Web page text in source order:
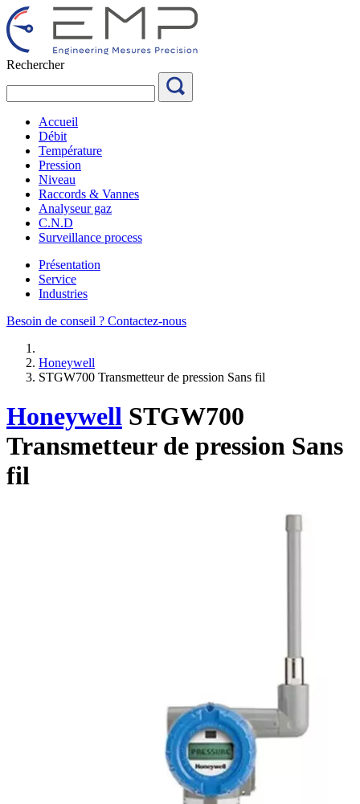
Aller
au
contenu
Rechercher
Accueil
Débit
Température
Pression
Niveau
Raccords & Vannes
Analyseur gaz
C.N.D
Surveillance process
Présentation
Service
Industries
Besoin de conseil ? Contactez-nous
Honeywell
STGW700 Transmetteur de pression Sans fil
Honeywell STGW700
Transmetteur de pression Sans
fil